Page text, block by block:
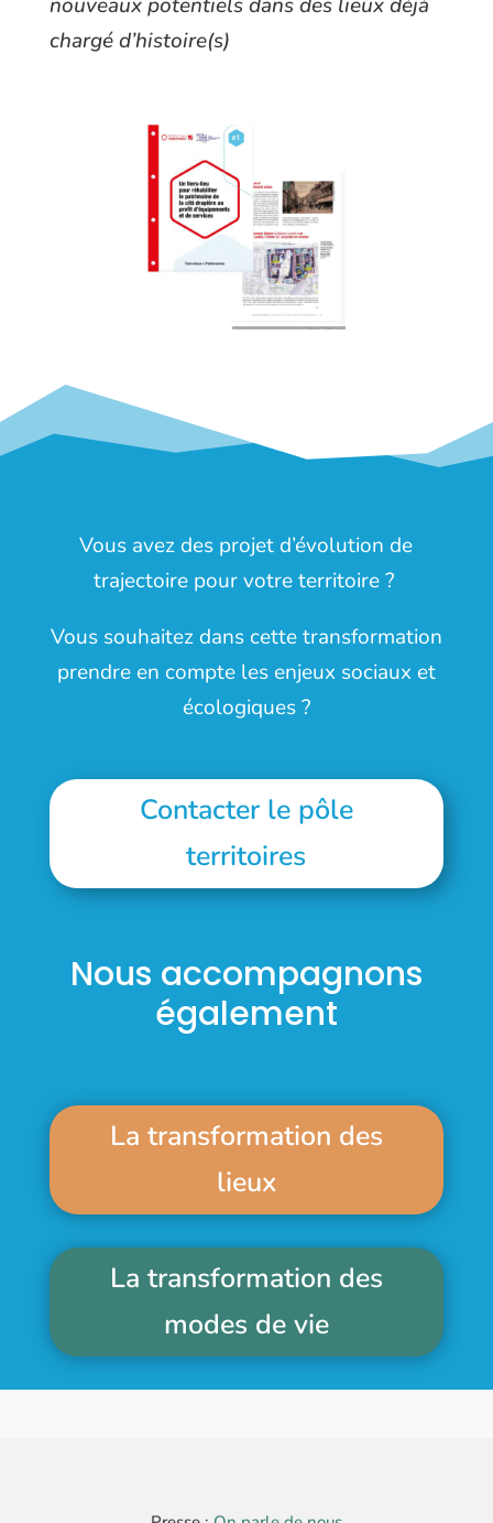
nouveaux potentiels dans des lieux déjà
chargé d’histoire(s)
Vous avez des projet d’évolution de
trajectoire pour votre territoire ?
Vous souhaitez dans cette transformation
prendre en compte les enjeux sociaux et
écologiques ?
Contacter le pôle
territoires
Nous accompagnons
également
La transformation des
lieux
La transformation des
modes de vie